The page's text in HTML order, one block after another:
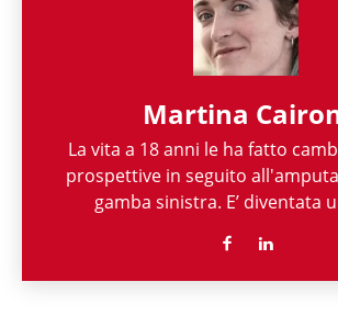
Martina
La vita a 18 anni le ha fatto
prospettive in seguito
gamba sinistra. E’ diventata
pagine dell’atletica leggera
sul gradino più alto del podio. E’